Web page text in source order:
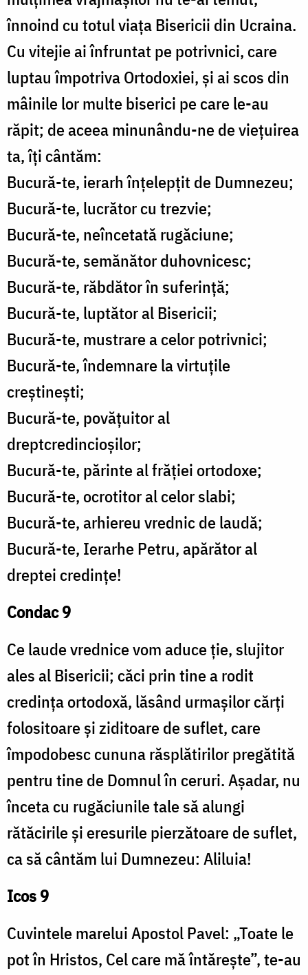
înnoind cu totul viața Bisericii din Ucraina.
Cu vitejie ai înfruntat pe potrivnici, care
luptau împotriva Ortodoxiei, și ai scos din
mâinile lor multe biserici pe care le-au
răpit; de aceea minunându-ne de viețuirea
ta, îți cântăm:
Bucură-te, ierarh înțelepțit de Dumnezeu;
Bucură-te, lucrător cu trezvie;
Bucură-te, neîncetată rugăciune;
Bucură-te, semănător duhovnicesc;
Bucură-te, răbdător în suferință;
Bucură-te, luptător al Bisericii;
Bucură-te, mustrare a celor potrivnici;
Bucură-te, îndemnare la virtuțile
creștinești;
Bucură-te, povățuitor al
dreptcredincioșilor;
Bucură-te, părinte al frăției ortodoxe;
Bucură-te, ocrotitor al celor slabi;
Bucură-te, arhiereu vrednic de laudă;
Bucură-te, Ierarhe Petru, apărător al
dreptei credințe!
Condac 9
Ce laude vrednice vom aduce ție, slujitor
ales al Bisericii; căci prin tine a rodit
credința ortodoxă, lăsând urmașilor cărți
folositoare și ziditoare de suflet, care
împodobesc cununa răsplătirilor pregătită
pentru tine de Domnul în ceruri. Așadar, nu
înceta cu rugăciunile tale să alungi
rătăcirile și eresurile pierzătoare de suflet,
ca să cântăm lui Dumnezeu: Aliluia!
Icos 9
Cuvintele marelui Apostol Pavel: „Toate le
pot în Hristos, Cel care mă întărește”, te-au